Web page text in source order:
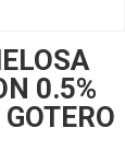
0.5%